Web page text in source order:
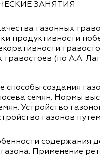
ЗАНЯТИЯ
газонных
продуктивности
травостоев (по А.А.
способы создания
семян. Нормы
Устройство
газонов
содержания
Применение